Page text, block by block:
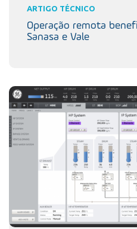
ARTIGO TÉCNICO
Operação remota
Sanasa e Vale